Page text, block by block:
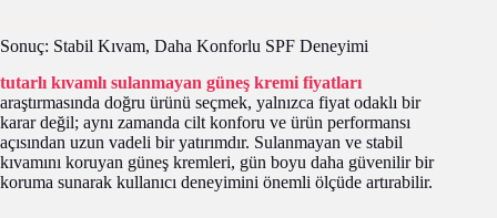
Sonuç: Stabil Kıvam, Daha Konforlu SPF Deneyimi
tutarlı kıvamlı sulanmayan güneş kremi fiyatları
araştırmasında doğru ürünü seçmek, yalnızca fiyat odaklı bir
karar değil; aynı zamanda cilt konforu ve ürün performansı
açısından uzun vadeli bir yatırımdır. Sulanmayan ve stabil
kıvamını koruyan güneş kremleri, gün boyu daha güvenilir bir
koruma sunarak kullanıcı deneyimini önemli ölçüde artırabilir.